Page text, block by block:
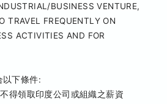
BUSINESS VENTURE,
TRAVEL FREQUENTLY ON
ACTIVITIES AND FOR
下條件:
得領取印度公司或組織之薪資